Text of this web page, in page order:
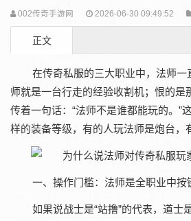
002传奇手游网 2026-06-30 09:49:52
正文
在传奇私服的三大职业中，法师
师就是一台行走的经验收割机；恨的
传着一句话：“法师不是谁都能玩的。”
样的装备等级，有的人玩法师是炮台，
一、操作门槛：法师是全职业中按
如果说战士是“站撸”的代表，道士